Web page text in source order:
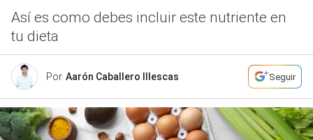
Así es como debes incluir este nutriente en
tu dieta
Por Aarón Caballero Illescas Seguir